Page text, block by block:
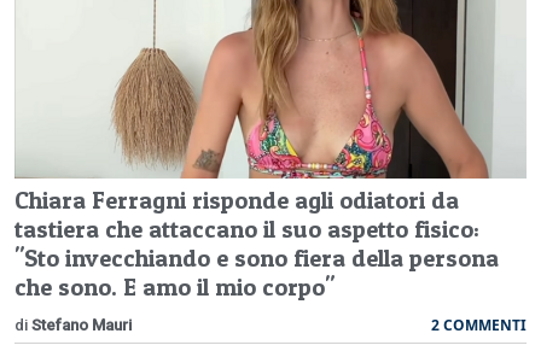
Chiara Ferragni risponde agli odiatori da
tastiera che attaccano il suo aspetto fisico:
"Sto invecchiando e sono fiera della persona
che sono. E amo il mio corpo"
di Stefano Mauri 2 COMMENTI